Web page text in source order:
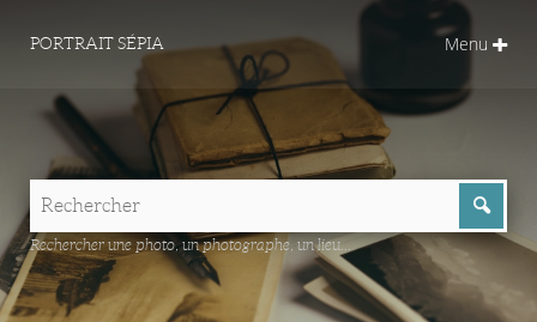
PORTRAIT SÉPIA Menu
Rechercher une photo, un photographe, un lieu...